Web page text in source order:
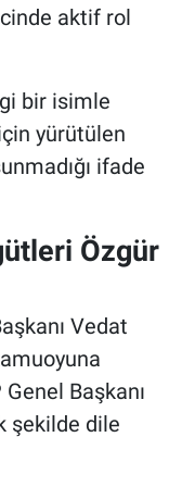
aktif rol
bir isimle
yürütülen
ifade
Özgür
Vedat
Başkanı
şekilde dile